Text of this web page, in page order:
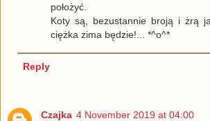
położyć.
Koty są, bezustannie broją i żrą
ciężka zima będzie!... *^o^*
Reply
Czajka 4 November 2019 at 04:00